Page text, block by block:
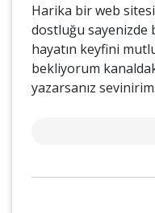
Harika bir web sitesi
dostluğu sayenizde
hayatın keyfini
bekliyorum
yazarsanız sevinirim.